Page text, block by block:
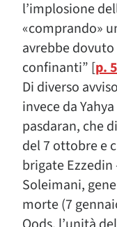
l’implosione
«comprando»
avrebbe
confinanti” [p.
Di diverso
invece da
pasdaran, che
del 7 ottobre e
brigate Ezzedin
Soleimani,
morte (7